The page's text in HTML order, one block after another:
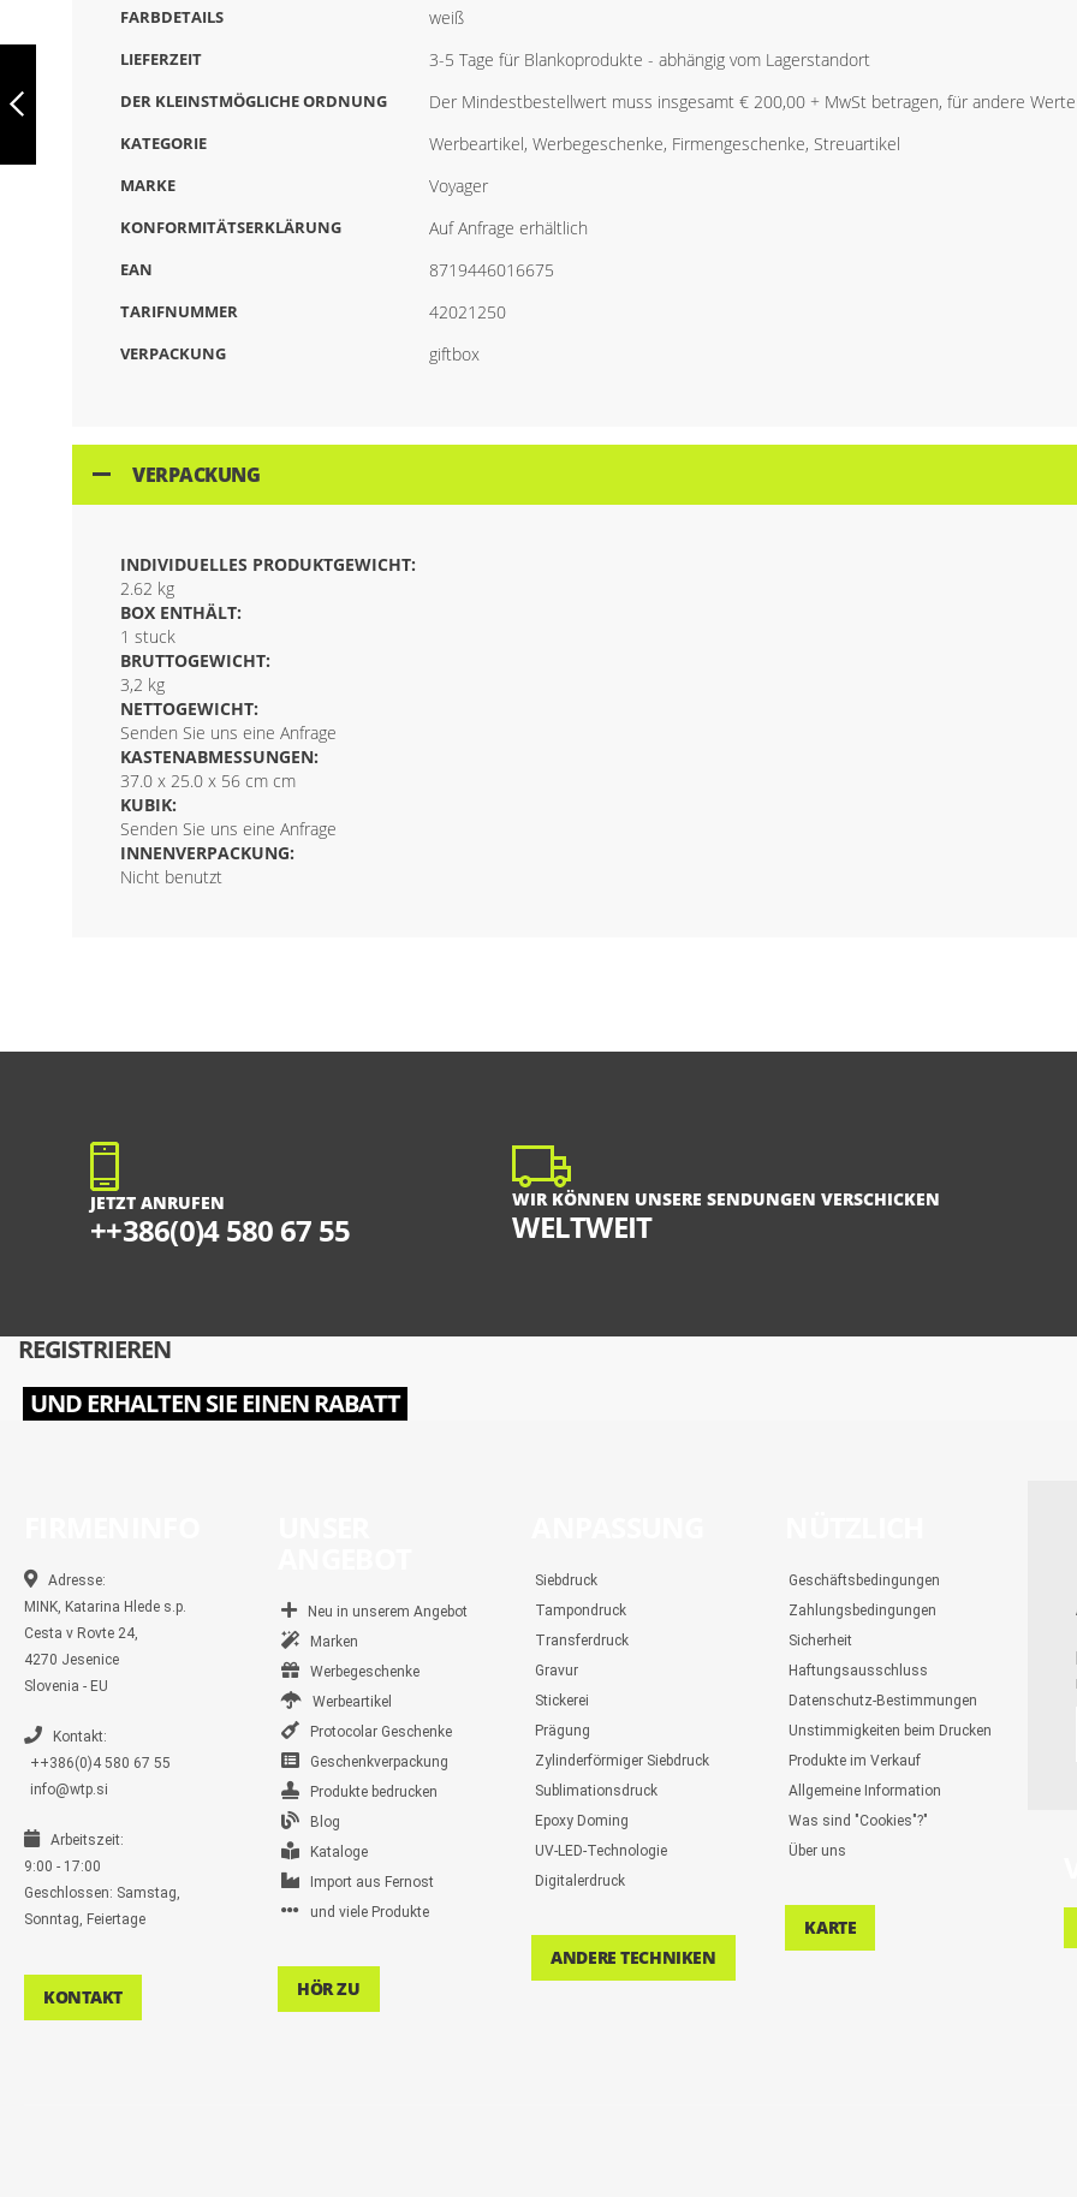
SCHWARZ, V4270-
FARBDETAILS weiß
LIEFERZEIT 3-5 Tage für Blankoprodukte - abhängig vom Lagerstandort
DER KLEINSTMÖGLICHE ORDNUNG Der Mindestbestellwert muss insgesamt € 200,00 + MwSt betragen, für andere
KATEGORIE Werbeartikel, Werbegeschenke, Firmengeschenke, Streuartikel
MARKE Voyager
KONFORMITÄTSERKLÄRUNG Auf Anfrage erhältlich
EAN 8719446016675
TARIFNUMMER 42021250
VERPACKUNG giftbox
VERPACKUNG
INDIVIDUELLES PRODUKTGEWICHT:
2.62 kg
BOX ENTHÄLT:
1 stuck
BRUTTOGEWICHT:
3,2 kg
NETTOGEWICHT:
Senden Sie uns eine Anfrage
KASTENABMESSUNGEN:
37.0 x 25.0 x 56 cm cm
KUBIK:
Senden Sie uns eine Anfrage
INNENVERPACKUNG:
Nicht benutzt
JETZT ANRUFEN
++386(0)4 580 67 55
WIR KÖNNEN UNSERE SENDUNGEN VERSCHICKEN
WELTWEIT
REGISTRIEREN
UND ERHALTEN SIE EINEN RABATT
Adresse:
MINK, Katarina Hlede s.p.
Cesta v Rovte 24,
4270 Jesenice
Slovenia - EU
Kontakt:
++386(0)4 580 67 55
info@wtp.si
Arbeitszeit:
9:00 - 17:00
Geschlossen: Samstag,
Sonntag, Feiertage
KONTAKT
Neu in unserem Angebot
Marken
Werbegeschenke
Werbeartikel
Protocolar Geschenke
Geschenkverpackung
Produkte bedrucken
Blog
Kataloge
Import aus Fernost
und viele Produkte
HÖR ZU
Siebdruck
Tampondruck
Transferdruck
Gravur
Stickerei
Prägung
Zylinderförmiger Siebdruck
Sublimationsdruck
Epoxy Doming
UV-LED-Technologie
Digitalerdruck
ANDERE TECHNIKEN
Geschäftsbedingungen
Zahlungsbedingungen
Sicherheit
Haftungsausschluss
Datenschutz-Bestimmungen
Unstimmigkeiten beim Drucken
Produkte im Verkauf
Allgemeine Information
Was sind "Cookies"?"
Über uns
KARTE